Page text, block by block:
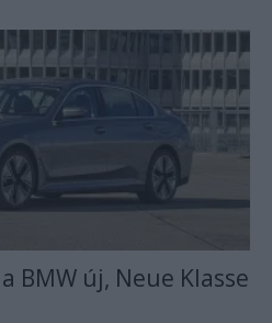
BMW új, Neue Klasse